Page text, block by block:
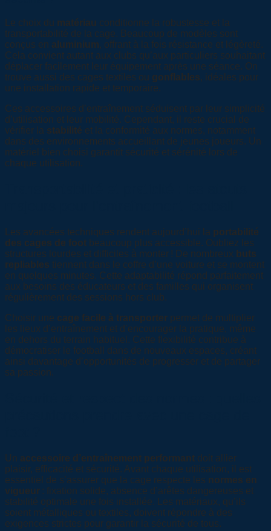
Le choix du matériau conditionne la robustesse et la
transportabilité de la cage. Beaucoup de modèles sont
conçus en aluminium, offrant à la fois résistance et légèreté.
Cela convient autant aux clubs qu’aux particuliers souhaitant
déplacer facilement leur équipement après une séance. On
trouve aussi des cages textiles ou gonflables, idéales pour
une installation rapide et temporaire.
Ces accessoires d’entraînement séduisent par leur simplicité
d’utilisation et leur mobilité. Cependant, il reste crucial de
vérifier la stabilité et la conformité aux normes, notamment
dans des environnements accueillant de jeunes joueurs. Un
matériel bien choisi garantit sécurité et sérénité lors de
chaque utilisation.
Les avancées techniques rendent aujourd’hui la portabilité
des cages de foot beaucoup plus accessible. Oubliez les
structures lourdes et difficiles à monter ! De nombreux buts
repliables tiennent dans le coffre d’une voiture et se montent
en quelques minutes. Cette adaptabilité répond parfaitement
aux besoins des éducateurs et des familles qui organisent
régulièrement des sessions hors club.
Choisir une cage facile à transporter permet de multiplier
les lieux d’entraînement et d’encourager la pratique, même
en dehors du terrain habituel. Cette flexibilité contribue à
démocratiser le football dans de nouveaux espaces, créant
ainsi davantage d’opportunités de progresser et de partager
sa passion.
Un accessoire d’entraînement performant doit allier
plaisir, efficacité et sécurité. Avant chaque utilisation, il est
essentiel de s’assurer que la cage respecte les normes en
vigueur : fixation solide, absence d’arêtes dangereuses et
stabilité optimale une fois installée. Les matériaux, qu’ils
soient métalliques ou textiles, doivent répondre à des
exigences strictes pour garantir la sécurité de tous.